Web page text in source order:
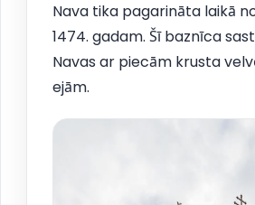
Nava tika pagarināta laikā
1474. gadam. Šī baznīca
Navas ar piecām krusta
ejām.